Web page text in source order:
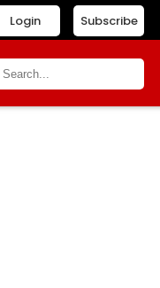
Subscribe
Login